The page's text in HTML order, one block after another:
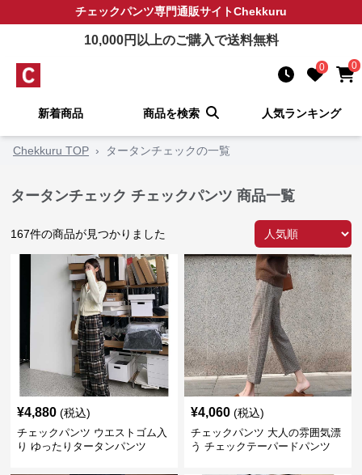
チェックパンツ専門通販サイトChekkuru
10,000円以上のご購入で送料無料
0 0
新着商品 商品を検索 人気ランキング
Chekkuru TOP › タータンチェックの一覧
タータンチェック チェックパンツ 商品一覧
167件の商品が見つかりました
¥4,880 (税込)
チェックパンツ ウエストゴム入
り ゆったりタータンパンツ
¥4,060 (税込)
チェックパンツ 大人の雰囲気漂
う チェックテーパードパンツ